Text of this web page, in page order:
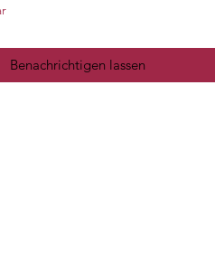
Benachrichtigen lassen